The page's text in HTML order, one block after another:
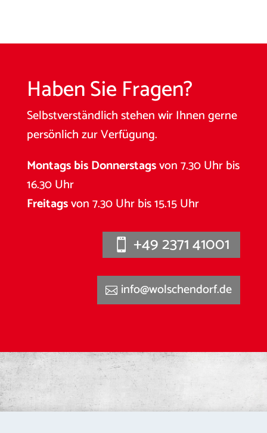
Haben Sie Fragen?
Selbstverständlich stehen wir Ihnen gerne
persönlich zur Verfügung.
Montags bis Donnerstagsvon 7.30 Uhr bis
16.30 Uhr
Freitagsvon 7.30 Uhr bis 15.15 Uhr
+49 2371 41001
info@wolschendorf.de